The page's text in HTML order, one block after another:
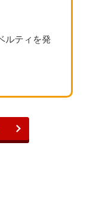
ルティを発